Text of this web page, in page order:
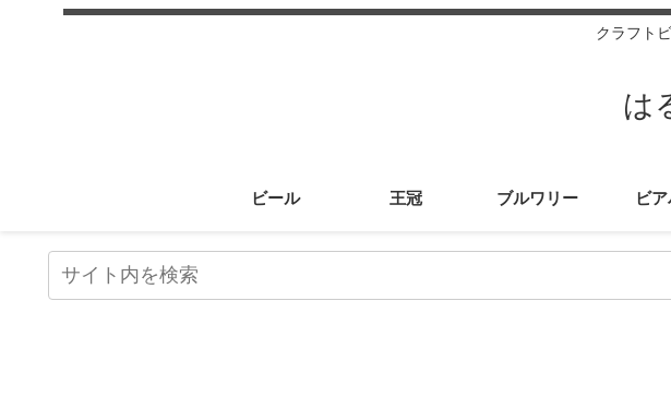
クラフト
は
ビール 王冠 ブルワリー ビ